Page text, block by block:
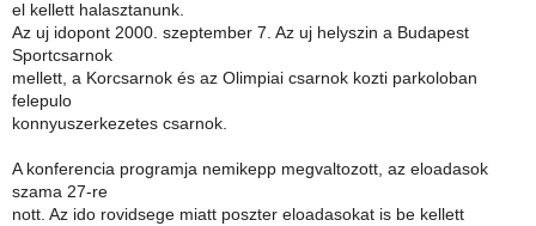
el kellett halasztanunk.
Az uj idopont 2000. szeptember 7. Az uj helyszin a Budapest
Sportcsarnok
mellett, a Korcsarnok és az Olimpiai csarnok kozti parkoloban
felepulo
konnyuszerkezetes csarnok.
A konferencia programja nemikepp megvaltozott, az eloadasok
szama 27-re
nott. Az ido rovidsege miatt poszter eloadasokat is be kellett